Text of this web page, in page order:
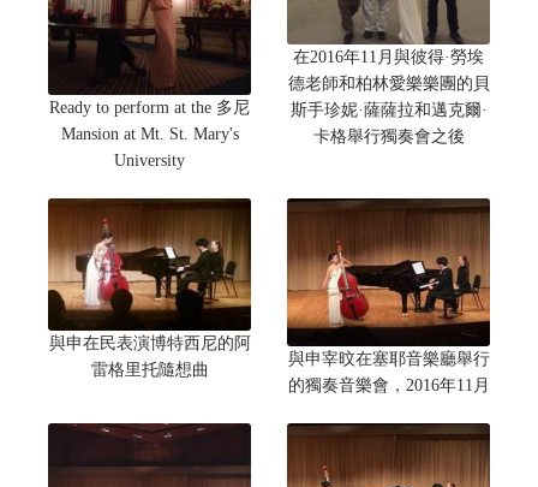
Ready to perform at the 多尼
Mansion at Mt. St. Mary's
University
在2016年11月與彼得·勞埃
德老師和柏林愛樂樂團的貝
斯手珍妮·薩薩拉和邁克爾·
卡格舉行獨奏會之後
與申在民表演博特西尼的阿
雷格里托隨想曲
與申宰旼在塞耶音樂廳舉行
的獨奏音樂會，2016年11月